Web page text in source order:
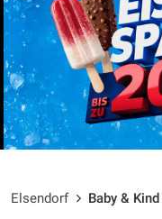
Elsendorf Baby &